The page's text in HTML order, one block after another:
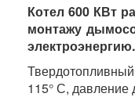
Котел 600 КВт
монтажу
электроэнергию.
115° С,